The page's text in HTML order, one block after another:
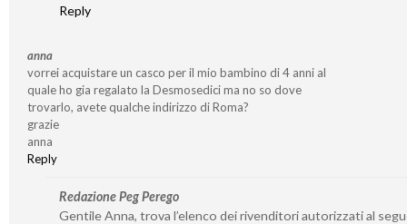
Reply
anna
vorrei acquistare un casco per il mio bambino di 4 anni al
quale ho gia regalato la Desmosedici ma no so dove
trovarlo, avete qualche indirizzo di Roma?
grazie
anna
Reply
Redazione Peg Perego
Gentile Anna, trova l’elenco dei rivenditori autorizzati al